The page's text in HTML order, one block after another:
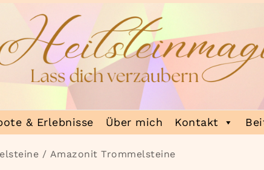
& Erlebnisse Über mich Kontakt
/ Amazonit Trommelsteine